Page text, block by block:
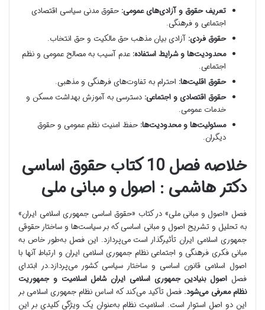
تعریف حقوق و آزادی‌های عمومی: حقوق مدنی سیاسی اقتصادی
اجتماعی و فرهنگی.
حقوق فردی: آزادی بیان مذهب حق مالکیت و حق انتخاب.
محدودیت‌ها و شرایط استفاده: عدم آسیب به مصالح عمومی و نظم
اجتماعی.
حقوق اقلیت‌ها: احترام به تفاوت‌های فرهنگی و مذهبی.
حقوق اقتصادی و اجتماعی: دسترسی به آموزش بهداشت مسکن و
خدمات عمومی.
مسئولیت‌ها و محدودیت‌ها: حفظ امنیت نظم عمومی و حقوق
دیگران.
خلاصه فصل 10 کتاب حقوق اساسی
دکتر هاشمی : اصول و مبانی ملی
فصل «اصول و مبانی ملی» در کتاب «حقوق اساسی جمهوری اسلامی ایران»
به تحلیل و تشریح اصول و مبانی اساسی که بر سیاست‌ها و ساختار حقوقی
جمهوری اسلامی ایران تأثیرگذار است می‌پردازد. این فصل به‌طور خاص به
مبانی فکری فرهنگی و اجتماعی نظام جمهوری اسلامی ایران و ارتباط آنها با
اصول اسلامی قانون اساسی و ساختار سیاسی کشور می‌پردازد.در ابتدای
فصل اصول بنیادین جمهوری اسلامی ایران شامل اسلامیت و جمهوریت
نظام معرفی می‌شود. فصل تأکید می‌کند که اساس نظام جمهوری اسلامی بر
این دو اصل استوار است. اسلامیت نظام به‌عنوان یک ویژگی کلیدی بر این